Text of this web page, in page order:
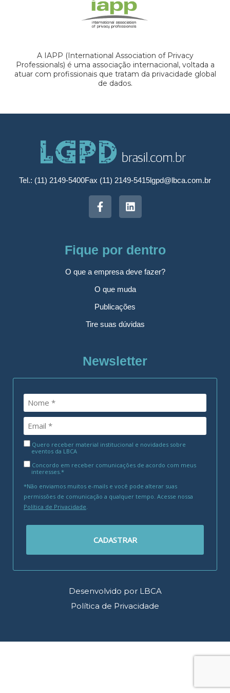
A IAPP (International Association of Privacy
Professionals) é uma associação internacional, voltada a
atuar com profissionais que tratam da privacidade global
de dados.
Tel.: (11) 2149-5400Fax (11) 2149-5415lgpd@lbca.com.br
Fique por dentro
O que a empresa deve fazer?
O que muda
Publicações
Tire suas dúvidas
Newsletter
Quero receber material institucional e novidades sobre
eventos da LBCA
Concordo em receber comunicações de acordo com meus
interesses.*
*Não enviamos muitos e-mails e você pode alterar suas
permissões de comunicação a qualquer tempo. Acesse nossa
Política de Privacidade.
CADASTRAR
Desenvolvido por LBCA
Política de Privacidade